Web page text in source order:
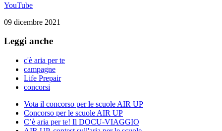
YouTube
09 dicembre 2021
Leggi anche
c'è aria per te
campagne
Life Prepair
concorsi
Vota il concorso per le scuole AIR UP
Concorso per le scuole AIR UP
C’è aria per te! Il DOCU-VIAGGIO